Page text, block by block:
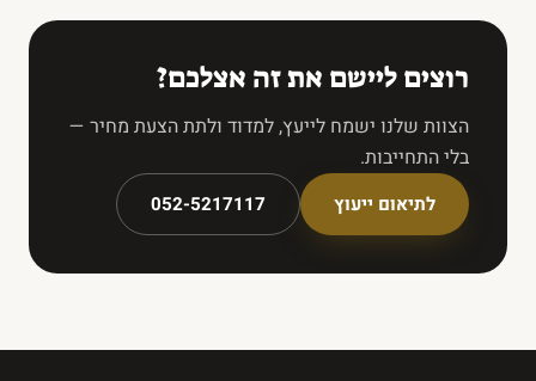
רוצים ליישם את זה אצלכם?
הצוות שלנו ישמח לייעץ, למדוד ולתת הצעת מחיר —
בלי התחייבות.
לתיאום ייעוץ 052-5217117